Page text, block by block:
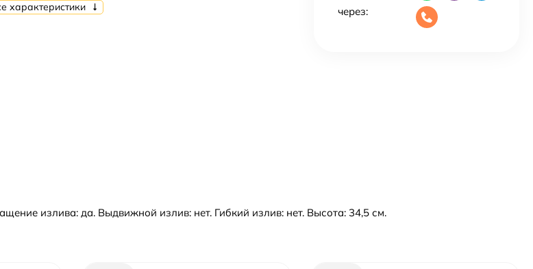
характеристики
через:
излива: да. Выдвижной излив: нет. Гибкий излив: нет. Высота: 34,5 см.